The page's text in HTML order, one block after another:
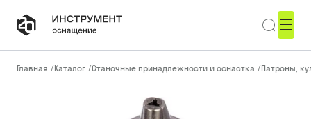
Главная /Каталог /Станочные принадлежности и оснастка /Патроны,